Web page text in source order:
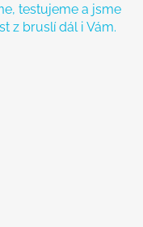
testujeme a jsme
z bruslí dál i Vám.